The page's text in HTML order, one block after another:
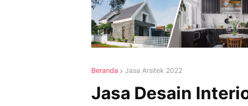
Beranda Jasa Arsitek 2022
Jasa Desain